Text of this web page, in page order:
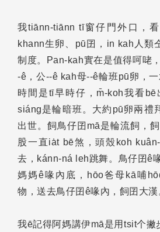
我tiānn-tiānn tī窗仔門外口，
khann生卵、pū囝，in kah人類
制度。Pan-kah實在是值得呵咾
-ê，公--ê kah母--ê輪班pū卵，
時間是tī早時仔，m̄-koh我看bē
siáng是輪暗班。大約pū卵兩禮
出世。飼鳥仔囝mā是輪流飼，
股一直ia̍t bē煞，頭殼koh
去，kánn-ná leh跳舞。鳥仔囝ê
媽媽ê喙內底，hōo爸母kā哺
物，送去鳥仔囝ê喙內，飼囝大漢
我ē記得阿媽講伊mā是用tsit个撇